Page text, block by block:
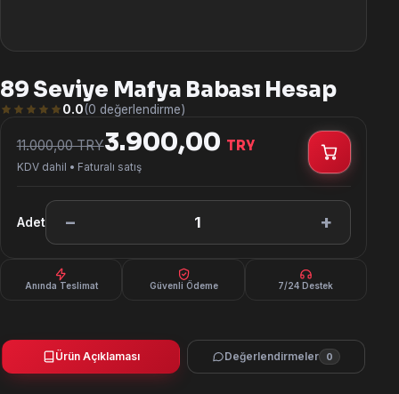
89 Seviye Mafya Babası Hesap
0.0(0 değerlendirme)
11.000,00 TRY3.900,00 TRY
KDV dahil • Faturalı satış
Adet − 1 +
Anında Teslimat Güvenli Ödeme 7/24 Destek
Ürün Açıklaması Değerlendirmeler 0